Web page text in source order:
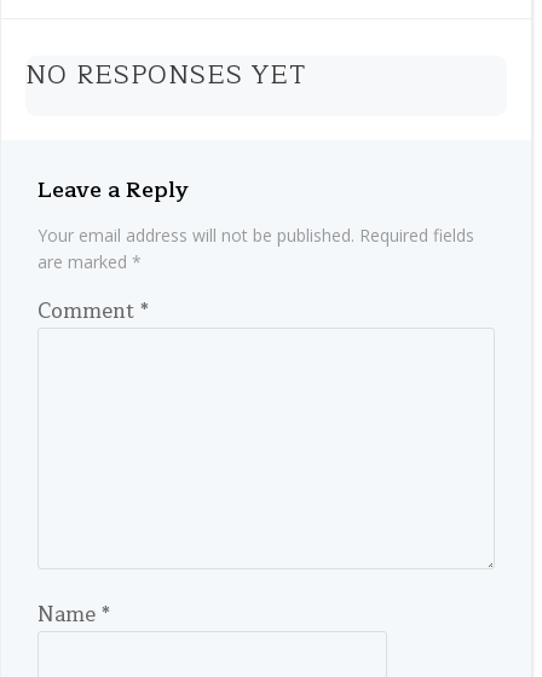
NO RESPONSES YET
Leave a Reply
Your email address will not be published. Required fields
are marked *
Comment*
Name*